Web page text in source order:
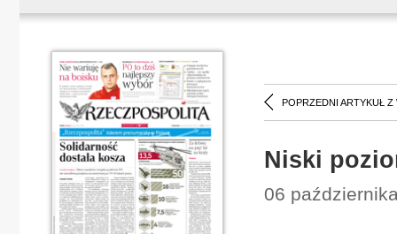
POPRZEDNI ARTYKUŁ Z
Niski
06